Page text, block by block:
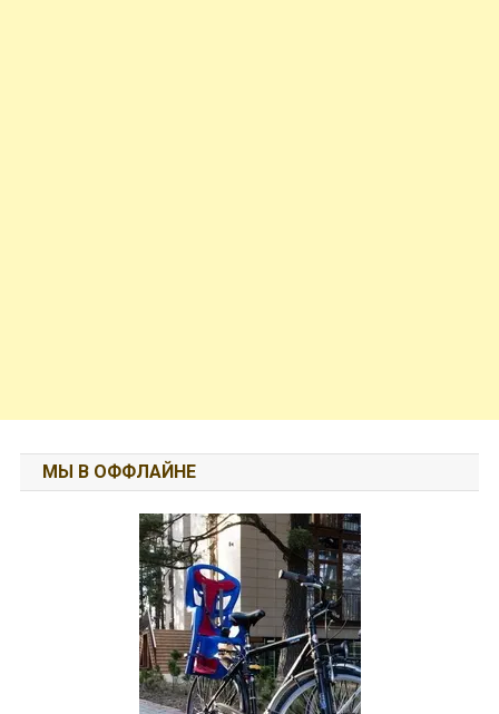
МЫ В ОФФЛАЙНЕ